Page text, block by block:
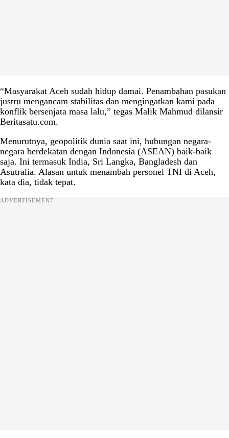
“Masyarakat Aceh sudah hidup damai. Penambahan pasukan
justru mengancam stabilitas dan mengingatkan kami pada
konflik bersenjata masa lalu,” tegas Malik Mahmud dilansir
Beritasatu.com.
Menurutnya, geopolitik dunia saat ini, hubungan negara-
negara berdekatan dengan Indonesia (ASEAN) baik-baik
saja. Ini termasuk India, Sri Langka, Bangladesh dan
Asutralia. Alasan untuk menambah personel TNI di Aceh,
kata dia, tidak tepat.
ADVERTISEMENT